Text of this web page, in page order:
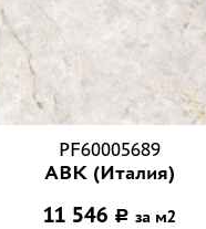
PF60005689
ABK (Италия)
11 546 Р за м2